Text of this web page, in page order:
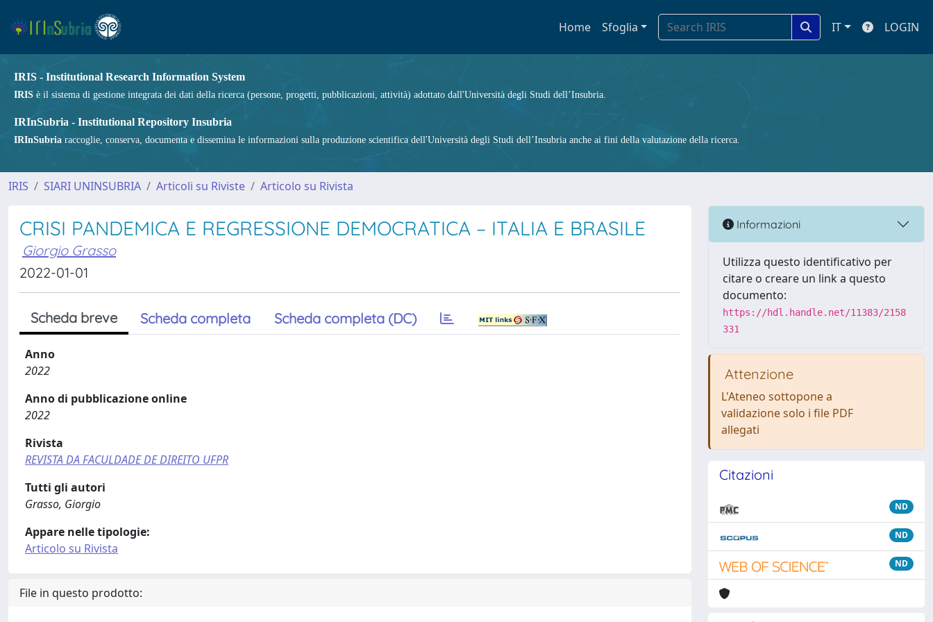
Home Sfoglia IT LOGIN
IRIS - Institutional Research Information System
IRIS è il sistema di gestione integrata dei dati della ricerca (persone, progetti, pubblicazioni, attività) adottato dall'Università degli Studi dell’Insubria.
IRInSubria - Institutional Repository Insubria
IRInSubria raccoglie, conserva, documenta e dissemina le informazioni sulla produzione scientifica dell'Università degli Studi dell’Insubria anche ai fini della valutazione della ricerca.
IRIS SIARI UNINSUBRIA Articoli su Riviste Articolo su Rivista
CRISI PANDEMICA E REGRESSIONE DEMOCRATICA – ITALIA E BRASILE
Giorgio Grasso
2022-01-01
Scheda breve Scheda completa Scheda completa (DC)
Anno
2022
Anno di pubblicazione online
2022
Rivista
REVISTA DA FACULDADE DE DIREITO UFPR
Tutti gli autori
Grasso, Giorgio
Appare nelle tipologie:
Articolo su Rivista
File in questo prodotto:
Informazioni
Utilizza questo identificativo per
citare o creare un link a questo
documento:
https://hdl.handle.net/11383/2158
331
Attenzione
L'Ateneo sottopone a
validazione solo i file PDF
allegati
Citazioni
ND
ND
ND